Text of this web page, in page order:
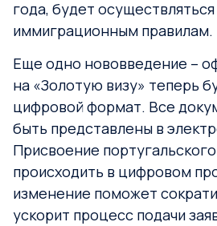
года, будет
иммиграционным правилам.
Еще одно нововведение –
на «Золотую визу» теперь
цифровой формат. Все
быть представлены в
Присвоение
происходить в цифровом
изменение поможет
ускорит процесс подачи